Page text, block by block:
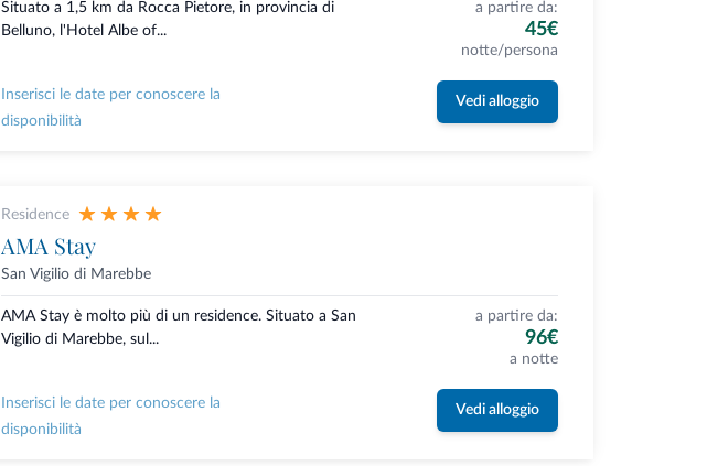
Situato a 1,5 km da Rocca Pietore, in provincia di
Belluno, l'Hotel Albe of...
a partire da:
45€
notte/persona
Inserisci le date per conoscere la
disponibilità
Vedi alloggio
Residence
AMA Stay
San Vigilio di Marebbe
AMA Stay è molto più di un residence. Situato a San
Vigilio di Marebbe, sul...
a partire da:
96€
a notte
Inserisci le date per conoscere la
disponibilità
Vedi alloggio